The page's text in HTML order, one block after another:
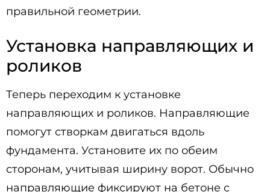
правильной геометрии.
Установка направляющих и
роликов
Теперь переходим к установке
направляющих и роликов. Направляющие
помогут створкам двигаться вдоль
фундамента. Установите их по обеим
сторонам, учитывая ширину ворот. Обычно
направляющие фиксируют на бетоне с